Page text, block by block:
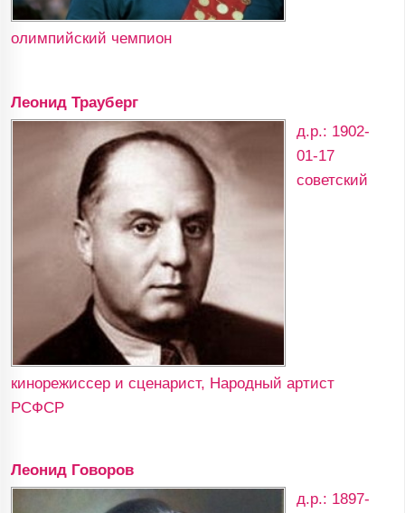
олимпийский чемпион
Леонид Трауберг
д.р.: 1902-
01-17
советский
кинорежиссер и сценарист, Народный артист
РСФСР
Леонид Говоров
д.р.: 1897-